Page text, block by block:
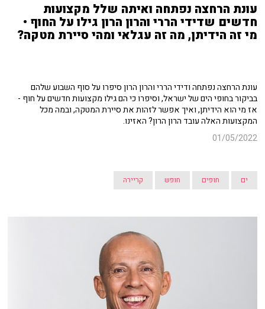
עונת הרחצה נפתחה ואיתה שלל מקצועות
חדשים שדידי הררי והרון הרון גילו על החוף •
מי זה הידיתן, מה זה עגלאי ומהי סיירת מטקה?
עונת הרחצה נפתחה ודידי הררי והרון הרון סיפרו על סוף השבוע שלהם
בביקור בחופי הים של ישראל, וסיפרו כי הם גילו מקצועות חדשים על חוף -
אז מי הוא הידיתן, ואיך אפשר לזהות את סיירת המטקה, ובמה מכל
המקצועות האלה עובד הרון הרון? האזינו.
01/05/2022
ים חופים חופש קריירה